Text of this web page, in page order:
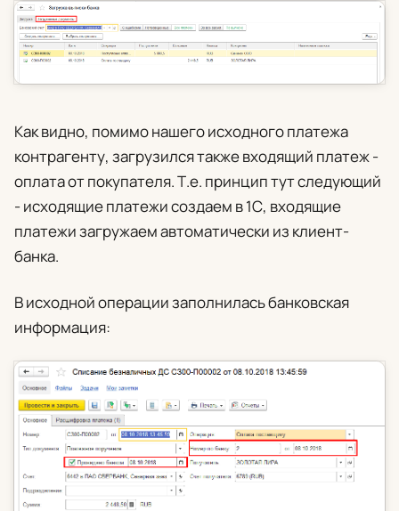
Как видно, помимо нашего исходного платежа
контрагенту, загрузился также входящий платеж -
оплата от покупателя. Т.е. принцип тут следующий
- исходящие платежи создаем в 1С, входящие
платежи загружаем автоматически из клиент-
банка.
В исходной операции заполнилась банковская
информация: